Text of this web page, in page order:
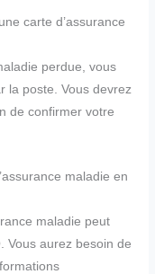
carte d’assurance
perdue, vous
la poste. Vous devrez
de confirmer votre
maladie en
maladie peut
Vous aurez besoin de